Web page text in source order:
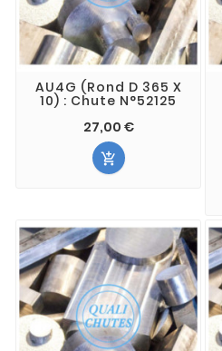
AU4G (Rond D 365 X
10) : Chute N°52125
27,00 €
